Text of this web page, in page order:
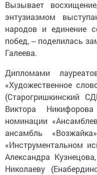
Вызывает
энтузиазмом
народов и единение
побед, ‒ поделилась
Галеева.
Дипломами
«Художественное
(Старогришкинский
Виктора
номинации
ансамбль
«Инструментальном
Александра
Николаеву